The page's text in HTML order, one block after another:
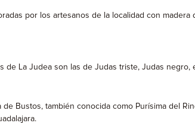
por los artesanos de la localidad con
de La Judea son las de Judas triste, Judas
Bustos, también conocida como Purísima del